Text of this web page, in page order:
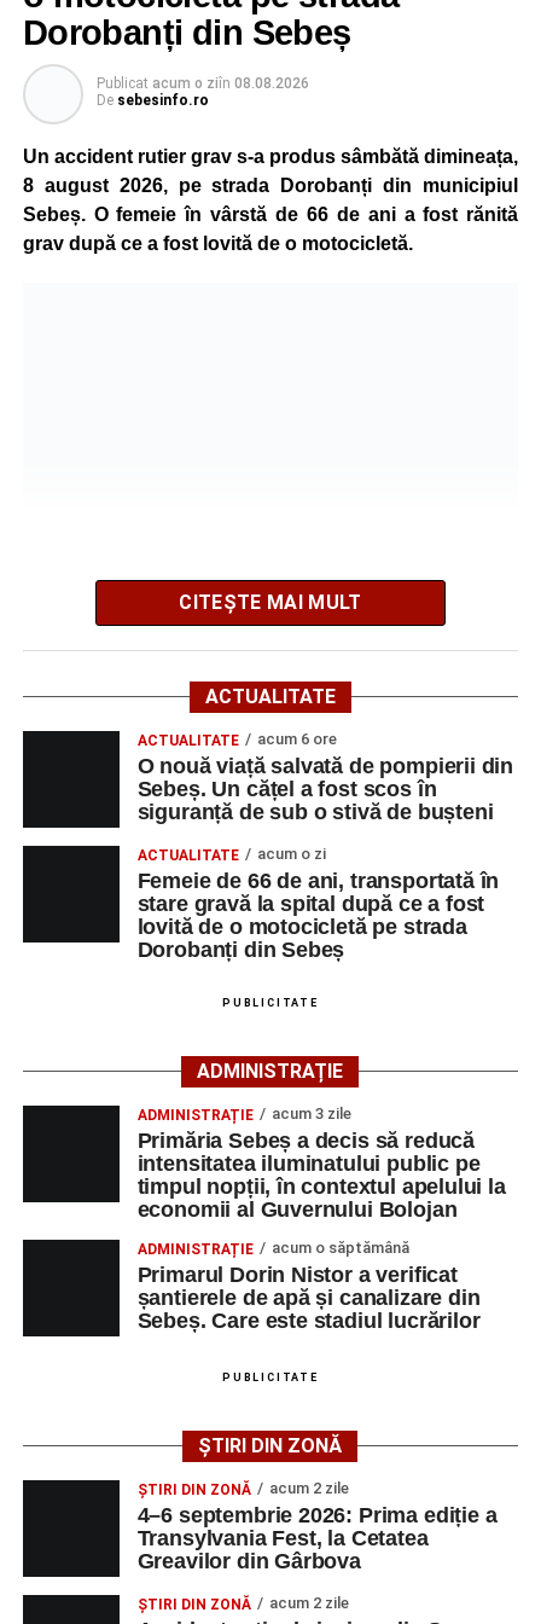
Adaugă-ne ca sursă preferată
Urmărește-ne pe Google News
Ultimele știri din Sebeș
Dorobanți din Sebeș
Publicat acum o ziîn 08.08.2026
De sebesinfo.ro
Un accident rutier grav s-a produs sâmbătă dimineața,
8 august 2026, pe strada Dorobanți din municipiul
Sebeș. O femeie în vârstă de 66 de ani a fost rănită
grav după ce a fost lovită de o motocicletă.
Potrivit informațiilor transmise de polițiști, în jurul orei
09:39, Poliția Municipiului Sebeș a fost sesizată, prin
SNUAU 112, cu privire la producerea unui eveniment
rutier soldat cu victime.
La fața locului s-au deplasat polițiștii rutieri, care au
stabilit că un bărbat de 53 de ani, din Sebeș, conducea o
motocicletă pe direcția Daia Română – Sebeș. Acesta ar
fi surprins și accidentat o femeie de 66 de ani, din Sebeș,
care traversa strada printr-un loc nepermis.
În urma impactului, femeia a suferit leziuni corporale
Motociclistul a fost testat cu aparatul etilotest, rezultatul
fiind negativ.
Polițiștii continuă cercetările pentru stabilirea tuturor
împrejurărilor în care s-a produs accidentul, în cadrul unui
dosar penal întocmit pentru săvârșirea infracțiunii de
vătămare corporală din culpă.
Ultimele știri din Sebeș
Investiție majoră în energie verde la Sebeș:
centrală solară de 67,4 MWp și baterii de 181 MWh
O nouă viață salvată de pompierii din Sebeș. Un
CITEȘTE MAI MULT
ACTUALITATE
ACTUALITATE acum 6 ore
O nouă viață salvată de pompierii din
Sebeș. Un cățel a fost scos în
siguranță de sub o stivă de bușteni
ACTUALITATE acum o zi
Femeie de 66 de ani, transportată în
stare gravă la spital după ce a fost
lovită de o motocicletă pe strada
Dorobanți din Sebeș
PUBLICITATE
ADMINISTRAȚIE
ADMINISTRAȚIE acum 3 zile
Primăria Sebeș a decis să reducă
intensitatea iluminatului public pe
timpul nopții, în contextul apelului la
economii al Guvernului Bolojan
ADMINISTRAȚIE acum o săptămână
Primarul Dorin Nistor a verificat
șantierele de apă și canalizare din
Sebeș. Care este stadiul lucrărilor
PUBLICITATE
ȘTIRI DIN ZONĂ
ȘTIRI DIN ZONĂ acum 2 zile
4–6 septembrie 2026: Prima ediție a
Transylvania Fest, la Cetatea
Greavilor din Gârbova
ȘTIRI DIN ZONĂ acum 2 zile